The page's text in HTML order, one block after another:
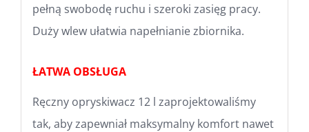
pełną swobodę ruchu i szeroki zasięg pracy.
Duży wlew ułatwia napełnianie zbiornika.
ŁATWA OBSŁUGA
Ręczny opryskiwacz 12 l zaprojektowaliśmy
tak, aby zapewniał maksymalny komfort nawet